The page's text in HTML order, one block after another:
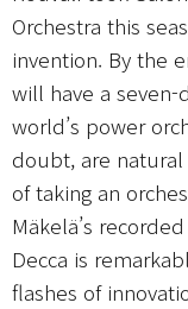
Orchestra this
invention. By the
will have a
world’s power
doubt, are
of taking an
Mäkelä’s
Decca is
flashes of